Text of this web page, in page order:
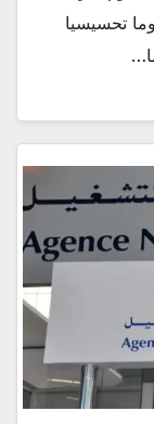
يوما تحسيسيا